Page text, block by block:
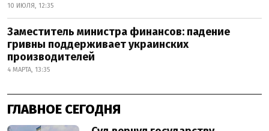
10 ИЮЛЯ, 12:35
Заместитель министра финансов: падение
гривны поддерживает украинских
производителей
4 МАРТА, 13:35
ГЛАВНОЕ СЕГОДНЯ